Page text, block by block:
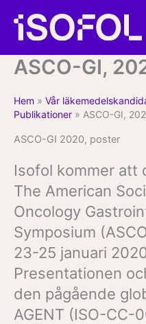
innehåll
ASCO-GI,
Hem » Vår
Publikationer » ASCO-GI,
ASCO-GI 2020, poster
Isofol kommer att
The American
Oncology
Symposium
23-25 januari
Presentationen
den pågående
AGENT (ISO-CC-